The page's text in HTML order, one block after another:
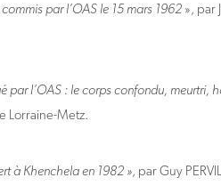
par l’OAS le 15 mars 1962 », par
par l’OAS : le corps confondu, meurtri,
Lorraine-Metz.
à Khenchela en 1982 », par Guy